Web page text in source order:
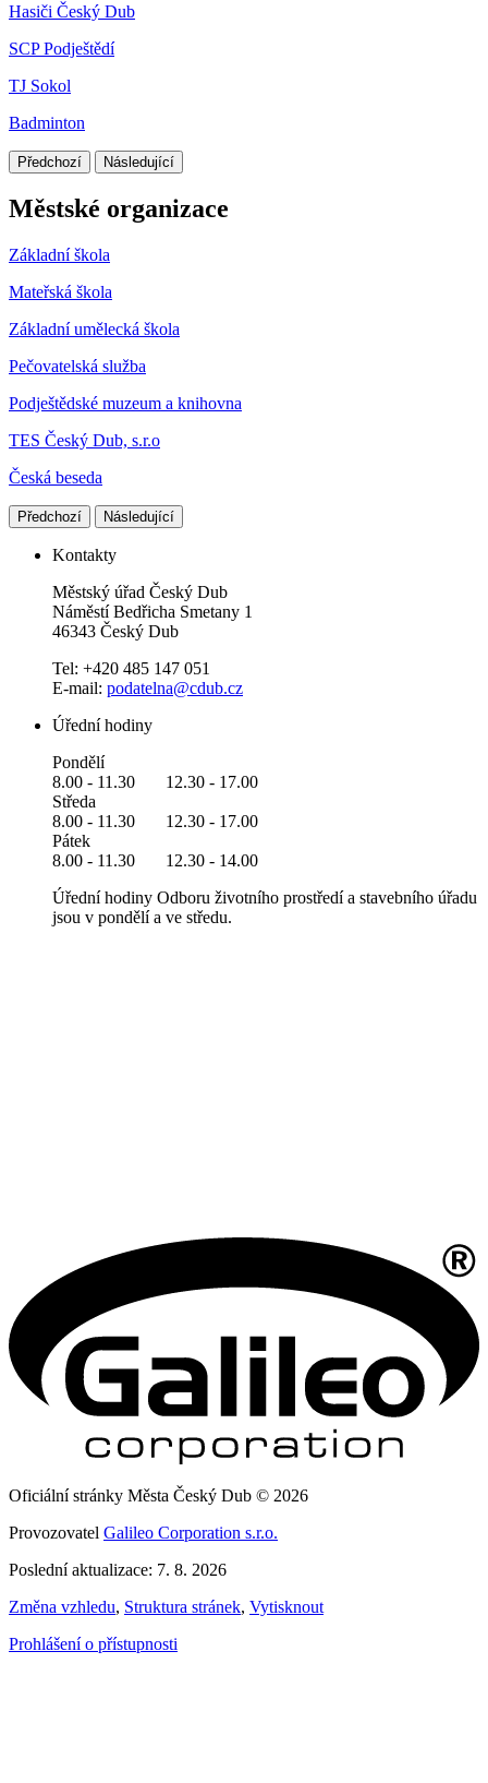
Hasiči Český Dub
SCP Podještědí
TJ Sokol
Badminton
Předchozí Následující
Městské organizace
Základní škola
Mateřská škola
Základní umělecká škola
Pečovatelská služba
Podještědské muzeum a knihovna
TES Český Dub, s.r.o
Česká beseda
Předchozí Následující
Kontakty
Městský úřad Český Dub
Náměstí Bedřicha Smetany 1
46343 Český Dub
Tel: +420 485 147 051
E-mail: podatelna@cdub.cz
Úřední hodiny
Pondělí
8.00 - 11.30 12.30 - 17.00
Středa
8.00 - 11.30 12.30 - 17.00
Pátek
8.00 - 11.30 12.30 - 14.00
Úřední hodiny Odboru životního prostředí a stavebního úřadu
jsou v pondělí a ve středu.
Oficiální stránky Města Český Dub © 2026
Provozovatel Galileo Corporation s.r.o.
Poslední aktualizace: 7. 8. 2026
Změna vzhledu, Struktura stránek, Vytisknout
Prohlášení o přístupnosti